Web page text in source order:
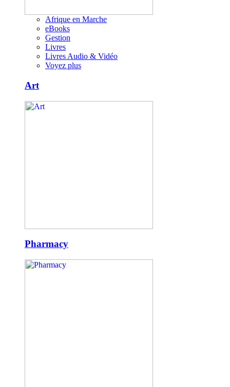
Afrique en Marche
eBooks
Gestion
Livres
Livres Audio & Vidéo
Voyez plus
Art
Pharmacy